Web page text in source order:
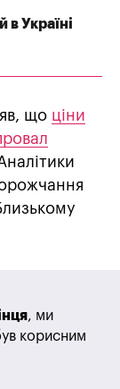
в Україні
що ціни
, ми
корисним